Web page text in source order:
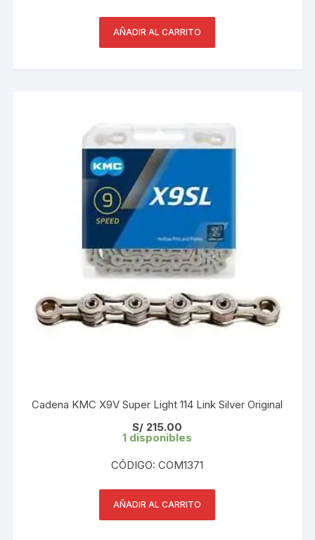
AÑADIR AL CARRITO
Cadena KMC X9V Super Light 114 Link Silver Original
S/ 215.00
1 disponibles
CÓDIGO: COM1371
AÑADIR AL CARRITO